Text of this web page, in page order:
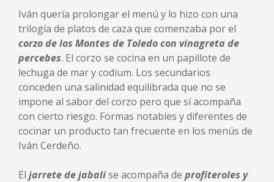
Iván quería prolongar el menú y lo hizo con una
trilogía de platos de caza que comenzaba por el
corzo de los Montes de Toledo con vinagreta de
percebes. El corzo se cocina en un papillote de
lechuga de mar y codium. Los secundarios
conceden una salinidad equilibrada que no se
impone al sabor del corzo pero que sí acompaña
con cierto riesgo. Formas notables y diferentes de
cocinar un producto tan frecuente en los menús de
Iván Cerdeño.
El jarrete de jabalíse acompaña de profiteroles y